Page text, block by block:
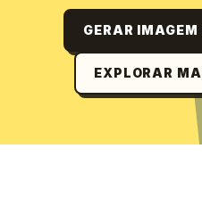
GERAR
EXPLORAR